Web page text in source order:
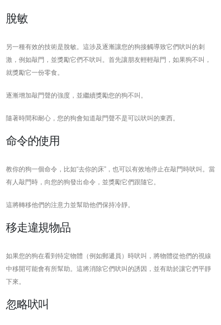
脫敏
另一種有效的技術是脫敏。這涉及逐漸讓您的狗接觸導致它們吠叫的刺
激，例如敲門，並獎勵它們不吠叫。首先讓朋友輕輕敲門，如果狗不叫，
就獎勵它一份零食。
逐漸增加敲門聲的強度，並繼續獎勵您的狗不叫。
隨著時間和耐心，您的狗會知道敲門聲不是可以吠叫的東西。
命令的使用
教你的狗一個命令，比如“去你的床”，也可以有效地停止在敲門時吠叫。當
有人敲門時，向您的狗發出命令，並獎勵它們跟隨它。
這將轉移他們的注意力並幫助他們保持冷靜。
移走違規物品
如果您的狗在看到特定物體（例如郵遞員）時吠叫，將物體從他們的視線
中移開可能會有所幫助。這將消除它們吠叫的誘因，並有助於讓它們平靜
下來。
忽略吠叫